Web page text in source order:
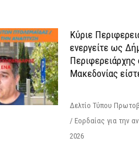
Κύριε
ενεργείτε ως
Περιφερειάρχης
Μακεδονίας
Δελτίο Τύπου
/ Εορδαίας για την
2026